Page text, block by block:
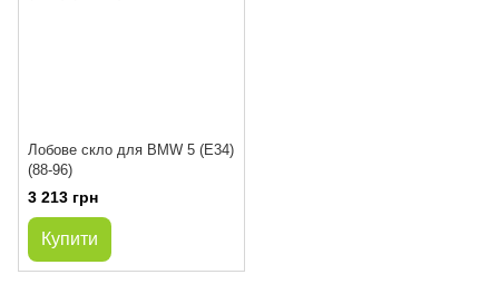
Лобове скло для BMW 5 (E34)
(88-96)
3 213 грн
Купити